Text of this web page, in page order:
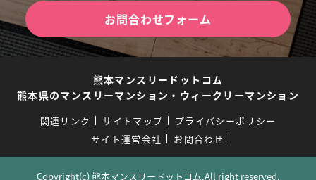
お問合わせフォーム
熊本マンスリードットコム
熊本県のマンスリーマンション・ウィークリーマンション
関連リンク サイトマップ
プライバシーポリシー
サイト運営会社
お問合わせ
Copyright(c) 熊本マンスリードットコム.All right reserved.